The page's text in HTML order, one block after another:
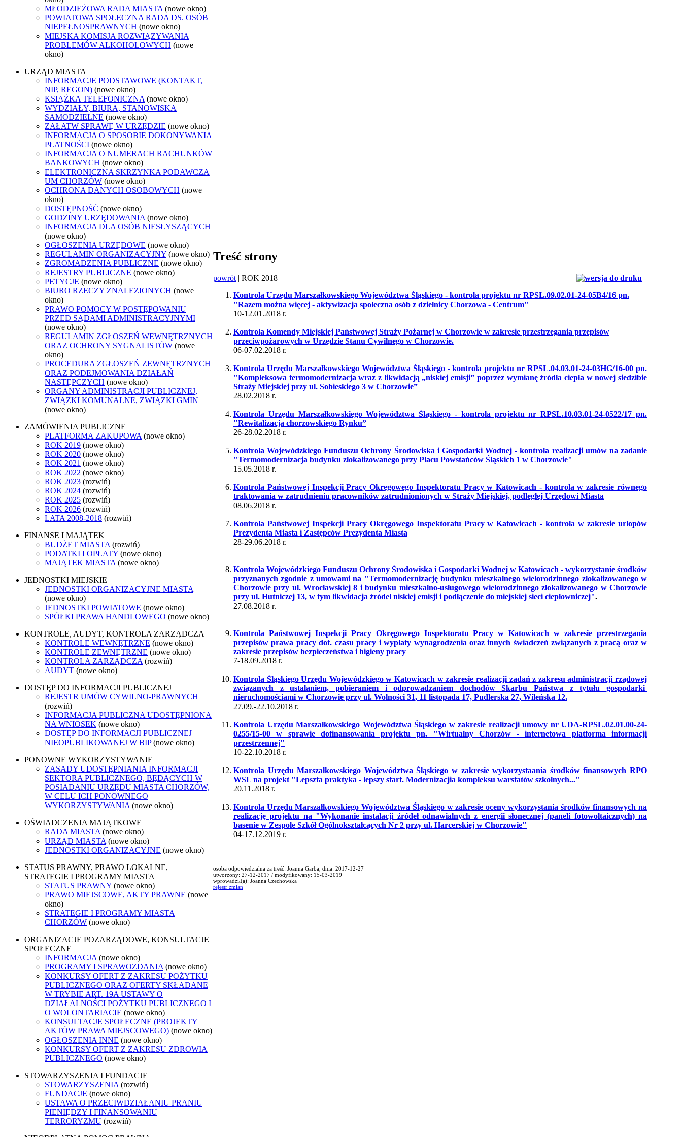
MŁODZIEŻOWA RADA MIASTA (nowe okno)
POWIATOWA SPOŁECZNA RADA DS. OSÓB
NIEPEŁNOSPRAWNYCH (nowe okno)
MIEJSKA KOMISJA ROZWIĄZYWANIA
PROBLEMÓW ALKOHOLOWYCH (nowe
okno)
URZĄD MIASTA
INFORMACJE PODSTAWOWE (KONTAKT,
NIP, REGON) (nowe okno)
KSIĄŻKA TELEFONICZNA (nowe okno)
WYDZIAŁY, BIURA, STANOWISKA
SAMODZIELNE (nowe okno)
ZAŁATW SPRAWĘ W URZĘDZIE (nowe okno)
INFORMACJA O SPOSOBIE DOKONYWANIA
PŁATNOŚCI (nowe okno)
INFORMACJA O NUMERACH RACHUNKÓW
BANKOWYCH (nowe okno)
ELEKTRONICZNA SKRZYNKA PODAWCZA
UM CHORZÓW (nowe okno)
OCHRONA DANYCH OSOBOWYCH (nowe
okno)
DOSTĘPNOŚĆ (nowe okno)
GODZINY URZĘDOWANIA (nowe okno)
INFORMACJA DLA OSÓB NIESŁYSZĄCYCH
(nowe okno)
OGŁOSZENIA URZĘDOWE (nowe okno)
REGULAMIN ORGANIZACYJNY (nowe okno)
ZGROMADZENIA PUBLICZNE (nowe okno)
REJESTRY PUBLICZNE (nowe okno)
PETYCJE (nowe okno)
BIURO RZECZY ZNALEZIONYCH (nowe
okno)
PRAWO POMOCY W POSTĘPOWANIU
PRZED SĄDAMI ADMINISTRACYJNYMI
(nowe okno)
REGULAMIN ZGŁOSZEŃ WEWNĘTRZNYCH
ORAZ OCHRONY SYGNALISTÓW (nowe
okno)
PROCEDURA ZGŁOSZEŃ ZEWNĘTRZNYCH
ORAZ PODEJMOWANIA DZIAŁAŃ
NASTĘPCZYCH (nowe okno)
ORGANY ADMINISTRACJI PUBLICZNEJ,
ZWIĄZKI KOMUNALNE, ZWIĄZKI GMIN
(nowe okno)
ZAMÓWIENIA PUBLICZNE
PLATFORMA ZAKUPOWA (nowe okno)
ROK 2019 (nowe okno)
ROK 2020 (nowe okno)
ROK 2021 (nowe okno)
ROK 2022 (nowe okno)
ROK 2023 (rozwiń)
ROK 2024 (rozwiń)
ROK 2025 (rozwiń)
ROK 2026 (rozwiń)
LATA 2008-2018 (rozwiń)
FINANSE I MAJĄTEK
BUDŻET MIASTA (rozwiń)
PODATKI I OPŁATY (nowe okno)
MAJĄTEK MIASTA (nowe okno)
JEDNOSTKI MIEJSKIE
JEDNOSTKI ORGANIZACYJNE MIASTA
(nowe okno)
JEDNOSTKI POWIATOWE (nowe okno)
SPÓŁKI PRAWA HANDLOWEGO (nowe okno)
KONTROLE, AUDYT, KONTROLA ZARZĄDCZA
KONTROLE WEWNĘTRZNE (nowe okno)
KONTROLE ZEWNĘTRZNE (nowe okno)
KONTROLA ZARZĄDCZA (rozwiń)
AUDYT (nowe okno)
DOSTĘP DO INFORMACJI PUBLICZNEJ
REJESTR UMÓW CYWILNO-PRAWNYCH
(rozwiń)
INFORMACJA PUBLICZNA UDOSTĘPNIONA
NA WNIOSEK (nowe okno)
DOSTĘP DO INFORMACJI PUBLICZNEJ
NIEOPUBLIKOWANEJ W BIP (nowe okno)
PONOWNE WYKORZYSTYWANIE
ZASADY UDOSTĘPNIANIA INFORMACJI
SEKTORA PUBLICZNEGO, BĘDĄCYCH W
POSIADANIU URZĘDU MIASTA CHORZÓW,
W CELU ICH PONOWNEGO
WYKORZYSTYWANIA (nowe okno)
OŚWIADCZENIA MAJĄTKOWE
RADA MIASTA (nowe okno)
URZĄD MIASTA (nowe okno)
JEDNOSTKI ORGANIZACYJNE (nowe okno)
STATUS PRAWNY, PRAWO LOKALNE,
STRATEGIE I PROGRAMY MIASTA
STATUS PRAWNY (nowe okno)
PRAWO MIEJSCOWE, AKTY PRAWNE (nowe
okno)
STRATEGIE I PROGRAMY MIASTA
CHORZÓW (nowe okno)
ORGANIZACJE POZARZĄDOWE, KONSULTACJE
SPOŁECZNE
INFORMACJA (nowe okno)
PROGRAMY I SPRAWOZDANIA (nowe okno)
KONKURSY OFERT Z ZAKRESU POŻYTKU
PUBLICZNEGO ORAZ OFERTY SKŁADANE
W TRYBIE ART. 19A USTAWY O
DZIAŁALNOŚCI POŻYTKU PUBLICZNEGO I
O WOLONTARIACIE (nowe okno)
KONSULTACJE SPOŁECZNE (PROJEKTY
AKTÓW PRAWA MIEJSCOWEGO) (nowe okno)
OGŁOSZENIA INNE (nowe okno)
KONKURSY OFERT Z ZAKRESU ZDROWIA
PUBLICZNEGO (nowe okno)
STOWARZYSZENIA I FUNDACJE
STOWARZYSZENIA (rozwiń)
FUNDACJE (nowe okno)
USTAWA O PRZECIWDZIAŁANIU PRANIU
PIENIĘDZY I FINANSOWANIU
TERRORYZMU (rozwiń)
Treść strony
powrót | ROK 2018
Kontrola Urzędu Marszałkowskiego Województwa Śląskiego - kontrola projektu nr RPSL.09.02.01-24-05B4/16 pn.
"Razem można więcej - aktywizacja społeczna osób z dzielnicy Chorzowa - Centrum"
10-12.01.2018 r.
Kontrola Komendy Miejskiej Państwowej Straży Pożarnej w Chorzowie w zakresie przestrzegania przepisów
przeciwpożarowych w Urzędzie Stanu Cywilnego w Chorzowie.
06-07.02.2018 r.
Kontrola Urzędu Marszałkowskiego Województwa Śląskiego -kontrola projektu nr RPSL.04.03.01-24-03HG/16-00 pn.
"Kompleksowa termomodernizacja wraz z likwidacją „niskiej emisji” poprzez wymianę źródła ciepła w nowej siedzibie
Straży Miejskiej przy ul. Sobieskiego 3 w Chorzowie”
28.02.2018 r.
Kontrola Urzędu Marszałkowskiego Województwa Śląskiego - kontrola projektu nr RPSL.10.03.01-24-0522/17 pn.
"Rewitalizacja chorzowskiego Rynku”
26-28.02.2018 r.
Kontrola Wojewódzkiego Funduszu Ochrony Środowiska i Gospodarki Wodnej - kontrola realizacji umów na zadanie
"Termomodernizacja budynku zlokalizowanego przy Placu Powstańców Śląskich 1 w Chorzowie"
15.05.2018 r.
Kontrola Państwowej Inspekcji Pracy Okręgowego Inspektoratu Pracy w Katowicach - kontrola w zakresie równego
traktowania w zatrudnieniu pracowników zatrudnionionych w Straży Miejskiej, podległej Urzędowi Miasta
08.06.2018 r.
Kontrola Państwowej Inspekcji Pracy Okręgowego Inspektoratu Pracy w Katowicach - kontrola w zakresie urlopów
Prezydenta Miasta i Zastępców Prezydenta Miasta
28-29.06.2018 r.
Kontrola Wojewódzkiego Funduszu Ochrony Środowiska i Gospodarki Wodnej w Katowicach - wykorzystanie środków
przyznanych zgodnie z umowami na "Termomodernizację budynku mieszkalnego wielorodzinnego zlokalizowanego w
Chorzowie przy ul. Wrocławskiej 8 i budynku mieszkalno-usługowego wielorodzinnego zlokalizowanego w Chorzowie
przy ul. Hutniczej 13, w tym likwidacja źródeł niskiej emisji i podłączenie do miejskiej sieci ciepłowniczej".
27.08.2018 r.
Kontrola Państwowej Inspekcji Pracy Okręgowego Inspektoratu Pracy w Katowicach w zakresie przestrzegania
przepisów prawa pracy dot. czasu pracy i wypłaty wynagrodzenia oraz innych świadczeń związanych z pracą oraz w
zakresie przepisów bezpieczeństwa i higieny pracy
7-18.09.2018 r.
Kontrola Śląskiego Urzędu Wojewódzkiego w Katowicach w zakresie realizacji zadań z zakresu administracji rządowej
związanych z ustalaniem, pobieraniem i odprowadzaniem dochodów Skarbu Państwa z tytułu gospodarki
nieruchomościami w Chorzowie przy ul. Wolności 31, 11 listopada 17, Pudlerska 27, Wileńska 12.
27.09.-22.10.2018 r.
Kontrola Urzędu Marszałkowskiego Województwa Śląskiego w zakresie realizacji umowy nr UDA-RPSL.02.01.00-24-
0255/15-00 w sprawie dofinansowania projektu pn. "Wirtualny Chorzów - internetowa platforma informacji
przestrzennej"
10-22.10.2018 r.
Kontrola Urzędu Marszałkowskiego Województwa Śląskiego w zakresie wykorzystaania środków finansowych RPO
WSL na projekt "Lepszta praktyka - lepszy start. Modernizacjia kompleksu warstatów szkolnych..."
20.11.2018 r.
Kontrola Urzędu Marszałkowskiego Województwa Śląskiego w zakresie oceny wykorzystania środków finansowych na
realizację projektu na "Wykonanie instalacji źródeł odnawialnych z energii słonecznej (paneli fotowoltaicznych) na
basenie w Zespole Szkół Ogólnokształcących Nr 2 przy ul. Harcerskiej w Chorzowie"
04-17.12.2019 r.
osoba odpowiedzialna za treść: Joanna Garba, dnia: 2017-12-27
utworzony: 27-12-2017 / modyfikowany: 15-03-2019
wprowadził(a): Joanna Czechowska
rejestr zmian